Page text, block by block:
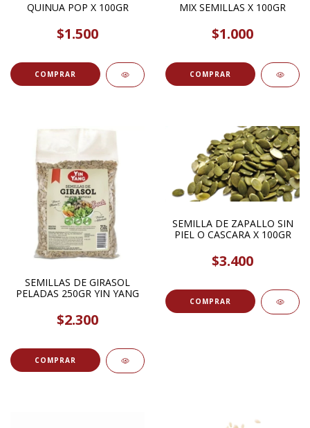
QUINUA POP X 100GR
$1.500
COMPRAR
MIX SEMILLAS X 100GR
$1.000
COMPRAR
SEMILLAS DE GIRASOL
PELADAS 250GR YIN YANG
$2.300
SEMILLA DE ZAPALLO SIN
PIEL O CASCARA X 100GR
$3.400
COMPRAR